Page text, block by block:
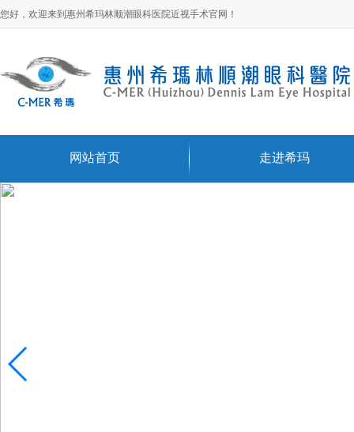
您好，欢迎来到惠州希玛林顺潮眼科医院近视手术官网！
网站首页 走进希玛